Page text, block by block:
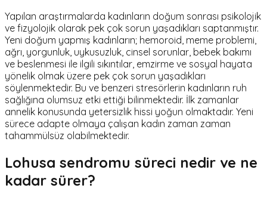
Yapılan araştırmalarda kadınların doğum sonrası psikolojik
ve fizyolojik olarak pek çok sorun yaşadıkları saptanmıştır.
Yeni doğum yapmış kadınların; hemoroid, meme problemi,
ağrı, yorgunluk, uykusuzluk, cinsel sorunlar, bebek bakımı
ve beslenmesi ile ilgili sıkıntılar, emzirme ve sosyal hayata
yönelik olmak üzere pek çok sorun yaşadıkları
söylenmektedir. Bu ve benzeri stresörlerin kadınların ruh
sağlığına olumsuz etki ettiği bilinmektedir. İlk zamanlar
annelik konusunda yetersizlik hissi yoğun olmaktadır. Yeni
sürece adapte olmaya çalışan kadın zaman zaman
tahammülsüz olabilmektedir.
Lohusa sendromu süreci nedir ve ne
kadar sürer?